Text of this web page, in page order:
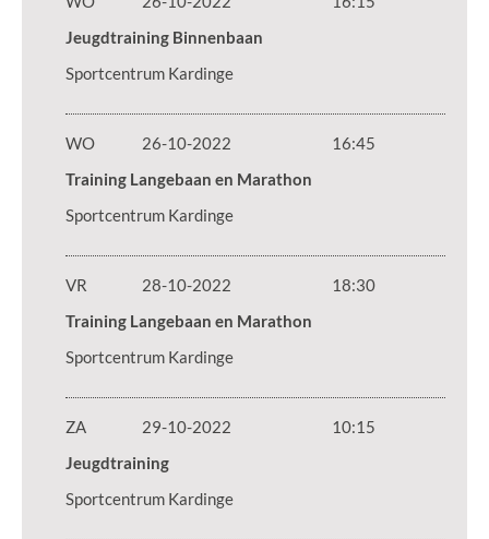
Jeugdtraining Binnenbaan
Sportcentrum Kardinge
WO 26-10-2022
16:45
Training Langebaan en Marathon
Sportcentrum Kardinge
VR 28-10-2022
18:30
Training Langebaan en Marathon
Sportcentrum Kardinge
ZA 29-10-2022
10:15
Jeugdtraining
Sportcentrum Kardinge